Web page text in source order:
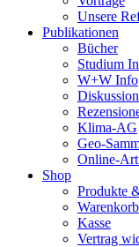
Unsere
Publikationen
Bücher
Studium
W+W Info
Klima-AG
Geo-
Online-
Shop
Produkte
Warenkorb
Kasse
Vertrag